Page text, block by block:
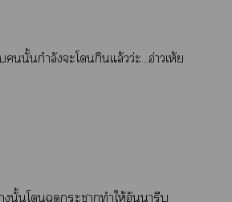
นั้นกำลังะโกินแล้วว่ะ...อ่าวเห้ย
นั้นโฉุดะาทำให้อันารีบ